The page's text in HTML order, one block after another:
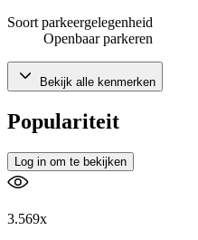
Soort parkeergelegenheid
Openbaar parkeren
Bekijk alle kenmerken
Populariteit
Log in om te bekijken
3.569x